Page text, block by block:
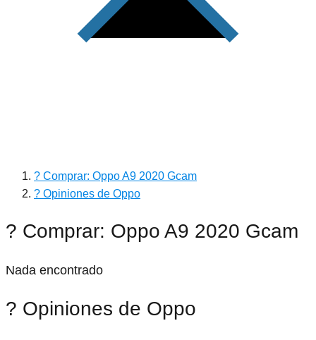
? Comprar: Oppo A9 2020 Gcam
? Opiniones de Oppo
? Comprar: Oppo A9 2020 Gcam
Nada encontrado
? Opiniones de Oppo